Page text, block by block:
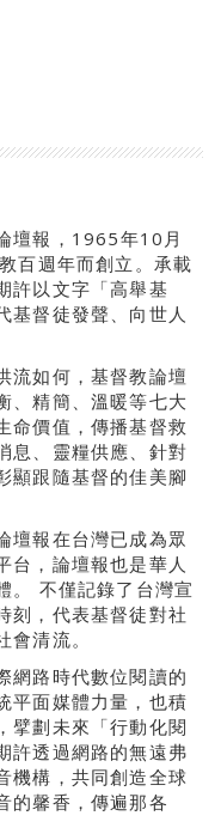
壇報，1965年10月
百週年而創立。承載
許以文字「高舉基
基督徒發聲、向世人
流如何，基督教論壇
、精簡、溫暖等七大
命價值，傳播基督救
息、靈糧供應、針對
顯跟隨基督的佳美腳
壇報在台灣已成為眾
台，論壇報也是華人
。 不僅記錄了台灣宣
刻，代表基督徒對社
清流。
網路時代數位閱讀的
平面媒體力量，也積
擘劃未來「行動化閱
許透過網路的無遠弗
機構，共同創造全球
的馨香，傳遍那各